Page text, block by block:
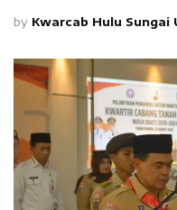
by Kwarcab Hulu Sungai